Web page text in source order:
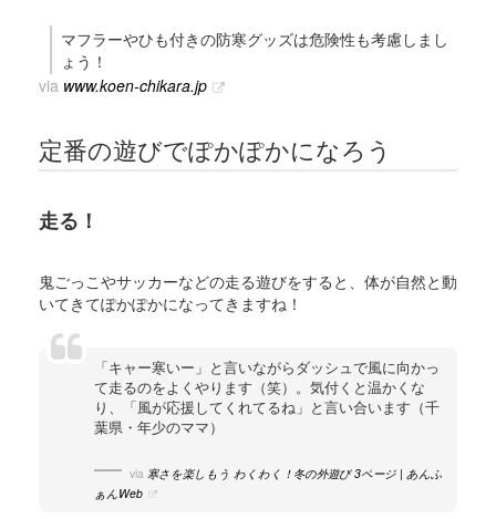
マフラーやひも付きの防寒グッズは危険性も考慮しまし
ょう！
via www.koen-chikara.jp
定番の遊びでぽかぽかになろう
走る！
鬼ごっこやサッカーなどの走る遊びをすると、体が自然と動
いてきてぽかぽかになってきますね！
「キャー寒いー」と言いながらダッシュで風に向かっ
て走るのをよくやります（笑）。気付くと温かくな
り、「風が応援してくれてるね」と言い合います（千
葉県・年少のママ）
via 寒さを楽しもう わくわく！冬の外遊び 3ページ | あんふ
ぁんWeb